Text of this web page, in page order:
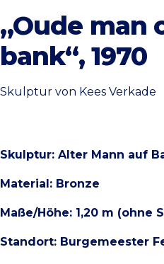
„Oude man
bank“, 1970
Skulptur von Kees Verkade
Skulptur: Alter Mann auf
Material: Bronze
Maße/Höhe: 1,20 m (ohne
Standort: Burgemeester